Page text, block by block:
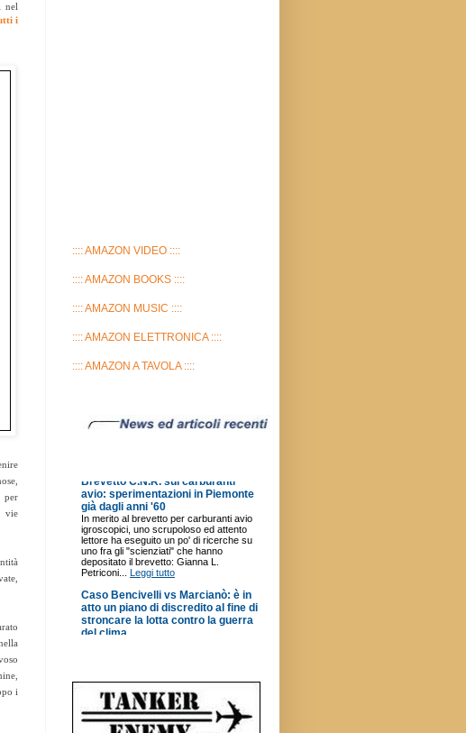
nel
i
per
vie
i
:::: AMAZON VIDEO ::::
:::: AMAZON BOOKS ::::
:::: AMAZON MUSIC ::::
:::: AMAZON ELETTRONICA ::::
:::: AMAZON A TAVOLA ::::